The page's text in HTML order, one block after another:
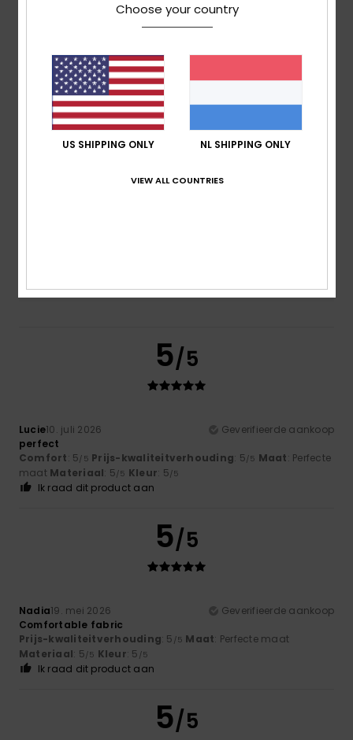
april 2026
100% van onze klanten bevelen dit product aan
Comfort
Prijs-kwaliteitverhouding
5/5
Lucie10. juli 2026
Geverifieerde aankoop
perfect
Comfort: 5/5 Prijs-kwaliteitverhouding: 5/5 Maat: Perfecte
maat Materiaal: 5/5 Kleur: 5/5
Ik raad dit product aan
5/5
Nadia19. mei 2026
Geverifieerde aankoop
Comfortable fabric
Prijs-kwaliteitverhouding: 5 /5 Maat: Perfecte maat
Materiaal: 5/5 Kleur: 5 /5
Ik raad dit product aan
5/5
Choose your country
US SHIPPING ONLY NL SHIPPING ONLY
VIEW ALL COUNTRIES